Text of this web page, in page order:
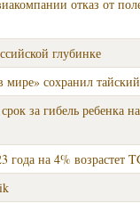
отказ от
глубинке
мире» сохранил
за гибель ребенка
года на 4% возрастет